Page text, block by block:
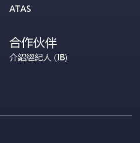
ATAS
合作伙伴
介紹經紀人 (IB)